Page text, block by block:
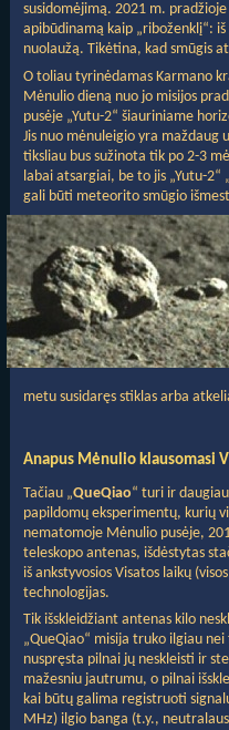
susidomėjimą. 2021 m.
apibūdinamą kaip „riboženklį“:
nuolaužą. Tikėtina, kad smūgis
O toliau tyrinėdamas Karmano
Mėnulio dieną nuo jo misijos
pusėje „Yutu-2“ šiauriniame
Jis nuo mėnuleigio yra maždaug
tiksliau bus sužinota tik po 2-3
labai atsargiai, be to jis „Yutu-
gali būti meteorito smūgio
metu susidaręs stiklas arba
Anapus Mėnulio klausomasi
Tačiau „QueQiao“ turi ir
papildomų eksperimentų, kurių
nematomoje Mėnulio pusėje,
teleskopo antenas, išdėstytas
iš ankstyvosios Visatos laikų
technologijas.
Tik išskleidžiant antenas kilo
„QueQiao“ misija truko ilgiau
nuspręsta pilnai jų neskleisti ir
mažesniu jautrumu, o pilnai
kai būtų galima registruoti
MHz) ilgio banga (t.y.,